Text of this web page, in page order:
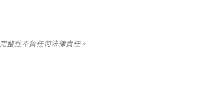
整性不負任何法律責任。